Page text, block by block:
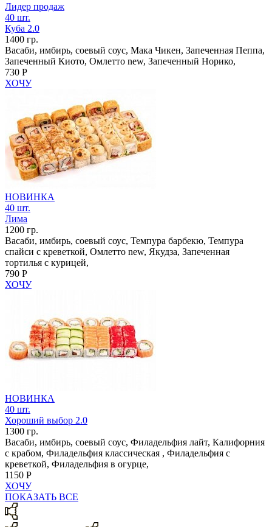
Лидер продаж
40 шт.
Куба 2.0
1400 гр.
Васаби, имбирь, соевый соус, Мака Чикен, Запеченная Пеппа,
Запеченный Киото, Омлетто new, Запеченный Норико,
730 Р
ХОЧУ
НОВИНКА
40 шт.
Лима
1200 гр.
Васаби, имбирь, соевый соус, Темпура барбекю, Темпура
спайси с креветкой, Омлетто new, Якудза, Запеченная
тортилья с курицей,
790 Р
ХОЧУ
НОВИНКА
40 шт.
Хороший выбор 2.0
1300 гр.
Васаби, имбирь, соевый соус, Филадельфия лайт, Калифорния
с крабом, Филадельфия классическая , Филадельфия с
креветкой, Филадельфия в огурце,
1150 Р
ХОЧУ
ПОКАЗАТЬ ВСЕ